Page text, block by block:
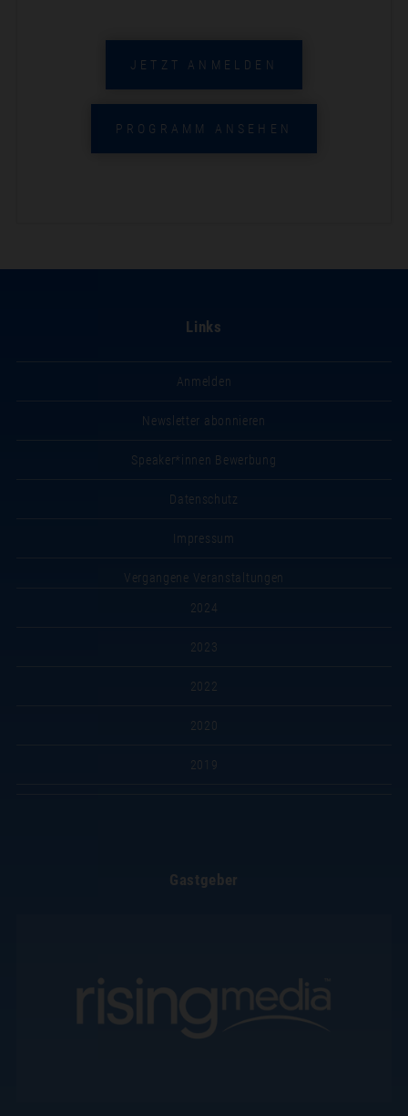
JETZT ANMELDEN
PROGRAMM ANSEHEN
Links
Anmelden
Newsletter abonnieren
Speaker*innen Bewerbung
Datenschutz
Impressum
Vergangene Veranstaltungen
2024
2023
2022
2020
2019
Gastgeber